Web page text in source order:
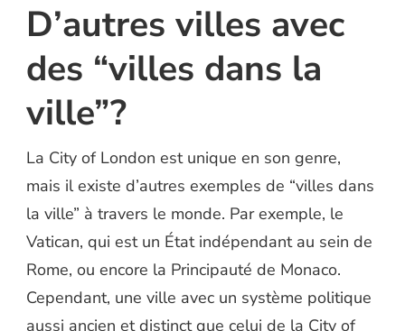
D’autres villes avec
des “villes dans la
ville”?
La City of London est unique en son genre,
mais il existe d’autres exemples de “villes dans
la ville” à travers le monde. Par exemple, le
Vatican, qui est un État indépendant au sein de
Rome, ou encore la Principauté de Monaco.
Cependant, une ville avec un système politique
aussi ancien et distinct que celui de la City of